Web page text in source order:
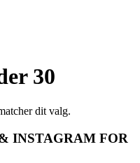
30
dit valg.
INSTAGRAM FOR